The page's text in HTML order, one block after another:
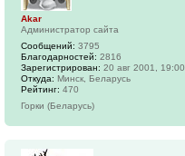
Akar
Администратор сайта
Сообщений: 3795
Благодарностей: 2816
Зарегистрирован: 20 авг 2001, 19:00
Откуда: Минск, Беларусь
Рейтинг: 470
Горки (Беларусь)